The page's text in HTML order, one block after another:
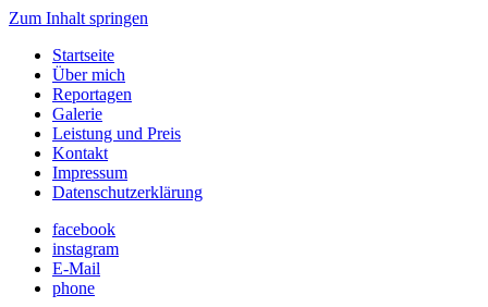
Zum Inhalt springen
Startseite
Über mich
Reportagen
Galerie
Leistung und Preis
Kontakt
Impressum
Datenschutzerklärung
facebook
instagram
E-Mail
phone